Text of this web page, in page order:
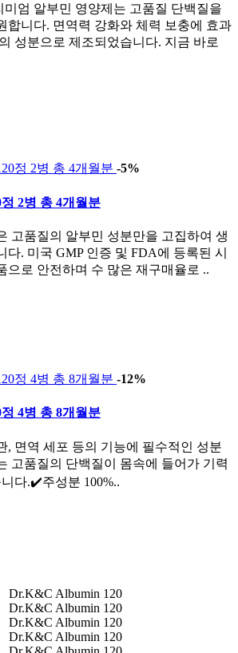
엄 알부민 영양제는 고품질 단백질을
합니다. 면역력 강화와 체력 보충에 효과
성분으로 제조되었습니다. 지금 바로
-5%
2병 총 4개월분
고품질의 알부민 성분만을 고집하여 생
다. 미국 GMP 인증 및 FDA에 등록된 시
으로 안전하며 수 많은 재구매율로 ..
-12%
4병 총 8개월분
, 면역 세포 등의 기능에 필수적인 성분
고품질의 단백질이 몸속에 들어가 기력
다.✔️주성분 100%..